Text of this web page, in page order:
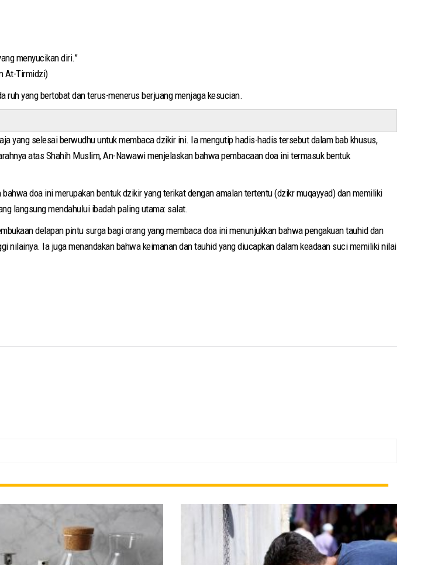
menyucikan diri.”
At-Tirmidzi)
ruh yang bertobat dan terus-menerus berjuang menjaga kesucian.
yang selesai berwudhu untuk membaca dzikir ini. Ia mengutip hadis-hadis tersebut dalam bab khusus,
doa ini merupakan bentuk dzikir yang terikat dengan amalan tertentu (dzikr muqayyad) dan memiliki
langsung mendahului ibadah paling utama: salat.
delapan pintu surga bagi orang yang membaca doa ini menunjukkan bahwa pengakuan tauhid dan
nilainya. Ia juga menandakan bahwa keimanan dan tauhid yang diucapkan dalam keadaan suci memiliki nilai